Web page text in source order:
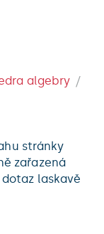
algebry
stránky
zařazená
laskavě